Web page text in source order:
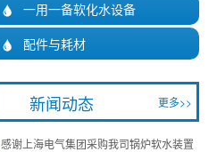
 一用一备软化水设备
 配件与耗材
更多>>
新闻动态
感谢上海电气集团采购我司锅炉软水装置